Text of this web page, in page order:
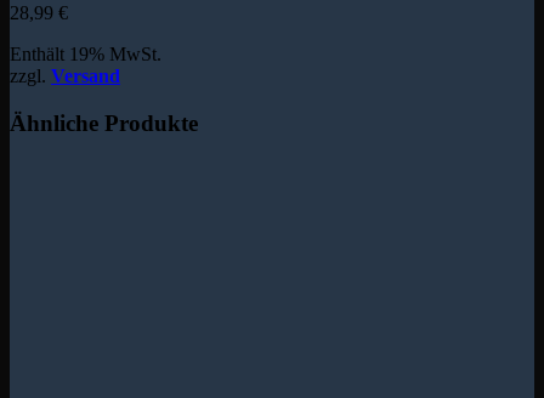
28,99 €
Enthält 19% MwSt.
zzgl. Versand
Ähnliche Produkte